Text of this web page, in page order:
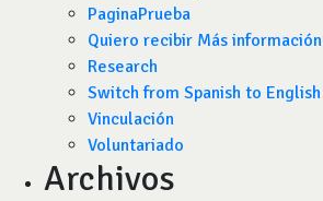
PaginaPrueba
Quiero recibir Más información
Research
Switch from Spanish to English
Vinculación
Voluntariado
Archivos